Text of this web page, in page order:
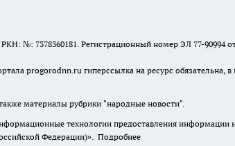
№: 7378360181. Регистрационный номер ЭЛ 77-90994
progorodnn.ru гиперссылка на ресурс обязательна, в
материалы рубрики "народные новости".
технологии предоставления информации
Федерации)». Подробнее